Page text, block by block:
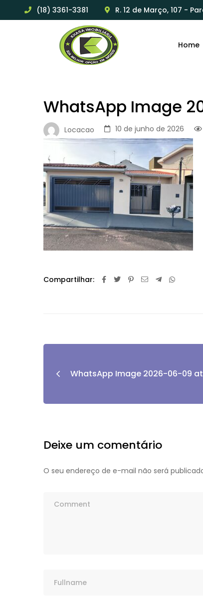
(18) 3361-3381 R. 12 de Março, 107 -
Home
WhatsApp Image
Locacao 10 de junho de 2026
Compartilhar:
WhatsApp Image 2026-06-09 at
Deixe um comentário
O seu endereço de e-mail não será